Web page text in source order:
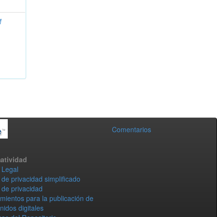
Comentarios
privacidad simplificado
privacidad
para la publicación de
digitales